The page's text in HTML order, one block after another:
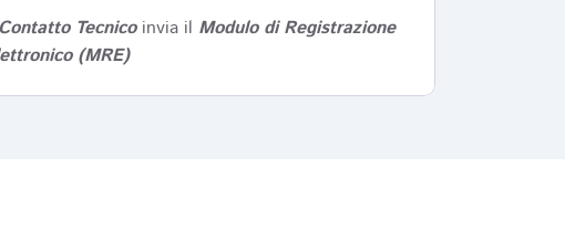
Contatto Tecnicoinvia il Modulo di Registrazione
(MRE)